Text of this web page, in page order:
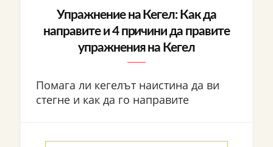
Упражнение на Кегел: Как да
направите и 4 причини да правите
упражнения на Кегел
Помага ли кегелът наистина да ви
стегне и как да го направите